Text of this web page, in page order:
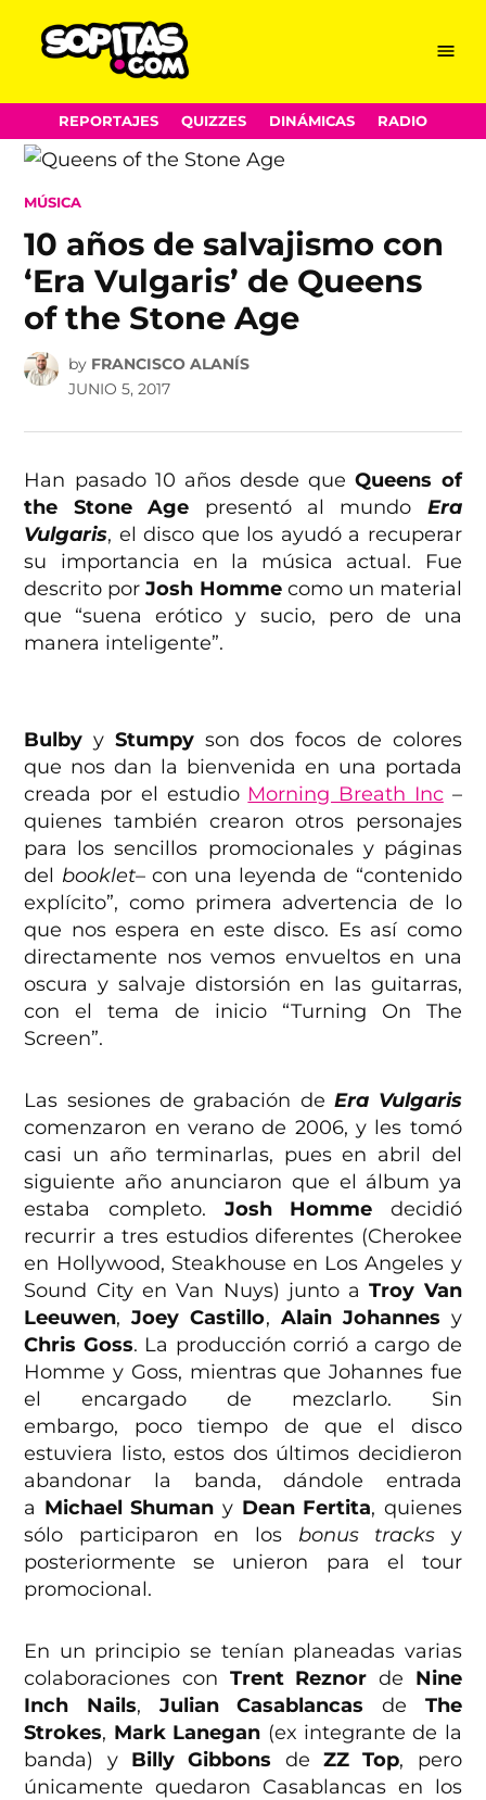
Skip
to
content
Menu
REPORTAJES QUIZZES DINÁMICAS RADIO
POSTED
MÚSICA
10 años de salvajismo con
‘Era Vulgaris’ de Queens
of the Stone Age
by FRANCISCO ALANÍS
JUNIO 5, 2017
Han pasado 10 años desde queQueens of
the Stone Age presentó al mundo Era
Vulgaris, el disco que los ayudó a recuperar
su importancia en la música actual. Fue
descrito porJosh Hommecomo un material
que “suena erótico y sucio, pero de una
manera inteligente”.
Bulby y Stumpyson dos focos de colores
que nos dan la bienvenida en una portada
creada por el estudio Morning Breath Inc–
quienes también crearon otros personajes
para los sencillos promocionales y páginas
del booklet– con una leyenda de “contenido
explícito”, como primera advertencia de lo
que nos espera en este disco. Es así como
directamente nos vemos envueltos en una
oscura y salvaje distorsión en las guitarras,
con el tema de inicio “Turning On The
Screen”.
Las sesiones de grabación de Era Vulgaris
comenzaron en verano de 2006, y les tomó
casi un año terminarlas, pues en abril del
siguiente año anunciaron que el álbum ya
estaba completo. Josh Homme decidió
recurrir a tres estudios diferentes (Cherokee
en Hollywood, Steakhouse en Los Angeles y
Sound City en Van Nuys) junto aTroy Van
Leeuwen,Joey Castillo, Alain Johannes y
Chris Goss. La producción corrió a cargo de
Homme y Goss, mientras que Johannes fue
el encargado de mezclarlo. Sin
embargo, poco tiempo de que el disco
estuviera listo, estos dos últimos decidieron
abandonar la banda, dándole entrada
a Michael Shuman y Dean Fertita, quienes
sólo participaron en los bonus tracks y
posteriormente se unieron para el tour
promocional.
En un principio se tenían planeadas varias
colaboraciones con Trent Reznor de Nine
Inch Nails, Julian Casablancas de The
Strokes, Mark Lanegan (ex integrante de la
banda) y Billy Gibbons de ZZ Top, pero
únicamente quedaron Casablancas en los